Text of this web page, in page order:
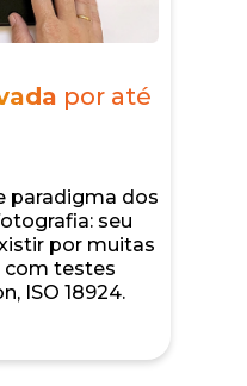
por até
paradigma dos
seu
por muitas
com testes
ISO 18924.